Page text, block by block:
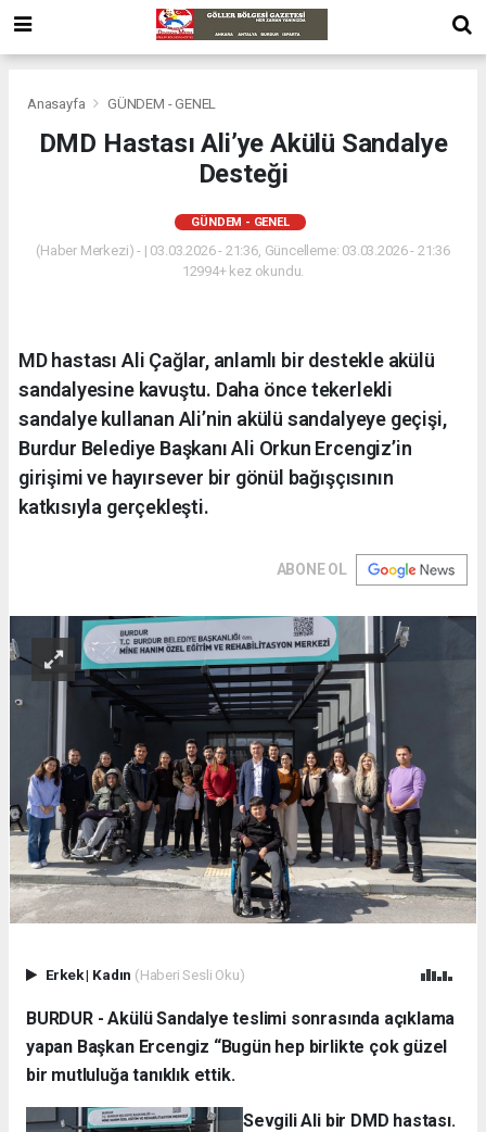
Anasayfa GÜNDEM - GENEL
DMD Hastası Ali’ye Akülü Sandalye
Desteği
GÜNDEM - GENEL
(Haber Merkezi) - | 03.03.2026 - 21:36, Güncelleme: 03.03.2026 - 21:36
12994+ kez okundu.
MD hastası Ali Çağlar, anlamlı bir destekle akülü
sandalyesine kavuştu. Daha önce tekerlekli
sandalye kullanan Ali’nin akülü sandalyeye geçişi,
Burdur Belediye Başkanı Ali Orkun Ercengiz’in
girişimi ve hayırsever bir gönül bağışçısının
katkısıyla gerçekleşti.
ABONE OL
Erkek| Kadın (Haberi Sesli Oku)
BURDUR - Akülü Sandalye teslimi sonrasında açıklama
yapan Başkan Ercengiz “Bugün hep birlikte çok güzel
bir mutluluğa tanıklık ettik.
Sevgili Ali bir DMD hastası.